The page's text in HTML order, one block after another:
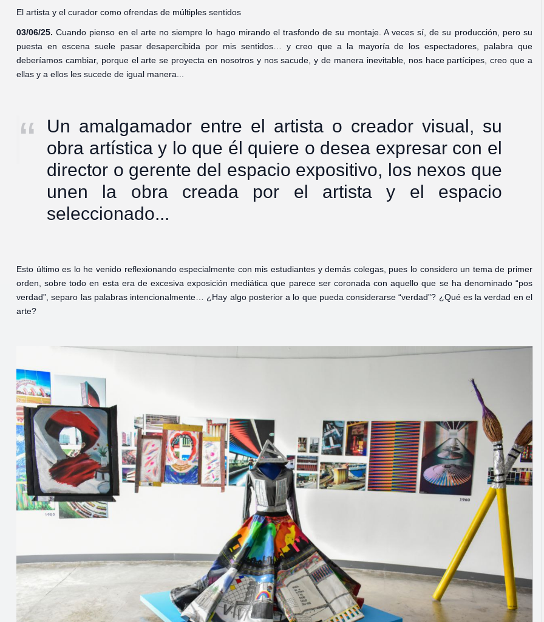
El artista y el curador como ofrendas de múltiples sentidos
03/06/25.Cuando pienso en el arte no siempre lo hago mirando el trasfondo de su montaje. A veces sí, de su producción, pero su
puesta en escena suele pasar desapercibida por mis sentidos… y creo que a la mayoría de los espectadores, palabra que
deberíamos cambiar, porque el arte se proyecta en nosotros y nos sacude, y de manera inevitable, nos hace partícipes, creo que a
ellas y a ellos les sucede de igual manera...
Un amalgamador entre el artista o creador visual, su
obra artística y lo que él quiere o desea expresar con el
director o gerente del espacio expositivo, los nexos que
unen la obra creada por el artista y el espacio
seleccionado...
Esto último es lo he venido reflexionando especialmente con mis estudiantes y demás colegas, pues lo considero un tema de primer
orden, sobre todo en esta era de excesiva exposición mediática que parece ser coronada con aquello que se ha denominado “pos
verdad”, separo las palabras intencionalmente… ¿Hay algo posterior a lo que pueda considerarse “verdad”? ¿Qué es la verdad en el
arte?